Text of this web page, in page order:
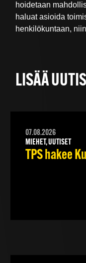
hoidetaan
haluat asioida
henkilökuntaan,
LISÄÄ
07.08.2026
MIEHET, UUTISET
TPS hakee